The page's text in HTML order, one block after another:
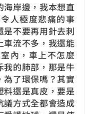
岸邊，我本想直
人極度悲痛的事
不要再用針去刺
車流不多，我還能
內，車上不怎麼
我的肺部，那是牛
為了環保嗎？其實
料還是真皮，要是
議方式全都會造成